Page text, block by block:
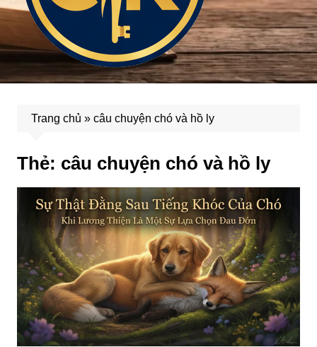
Trang chủ » câu chuyện chó và hồ ly
Thẻ: câu chuyện chó và hồ ly